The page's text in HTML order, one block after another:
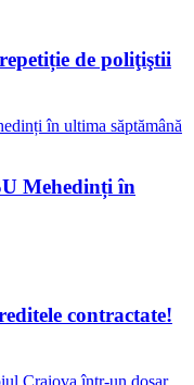
de poliţiştii
Mehedinți în
contractate!